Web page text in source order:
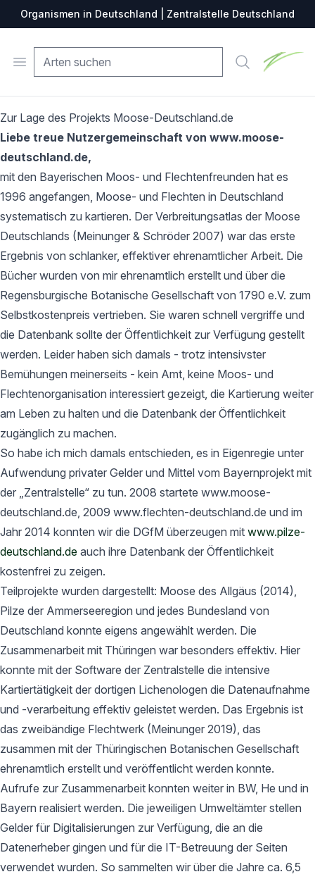
Organismen in Deutschland | Zentralstelle Deutschland
Open menu Suche
Zur Lage des Projekts Moose-Deutschland.de
Liebe treue Nutzergemeinschaft von www.moose-
deutschland.de,
mit den Bayerischen Moos- und Flechtenfreunden hat es
1996 angefangen, Moose- und Flechten in Deutschland
systematisch zu kartieren. Der Verbreitungsatlas der Moose
Deutschlands (Meinunger & Schröder 2007) war das erste
Ergebnis von schlanker, effektiver ehrenamtlicher Arbeit. Die
Bücher wurden von mir ehrenamtlich erstellt und über die
Regensburgische Botanische Gesellschaft von 1790 e.V. zum
Selbstkostenpreis vertrieben. Sie waren schnell vergriffe und
die Datenbank sollte der Öffentlichkeit zur Verfügung gestellt
werden. Leider haben sich damals - trotz intensivster
Bemühungen meinerseits - kein Amt, keine Moos- und
Flechtenorganisation interessiert gezeigt, die Kartierung weiter
am Leben zu halten und die Datenbank der Öffentlichkeit
zugänglich zu machen.
So habe ich mich damals entschieden, es in Eigenregie unter
Aufwendung privater Gelder und Mittel vom Bayernprojekt mit
der „Zentralstelle“ zu tun. 2008 startete www.moose-
deutschland.de, 2009 www.flechten-deutschland.de und im
Jahr 2014 konnten wir die DGfM überzeugen mit www.pilze-
deutschland.de auch ihre Datenbank der Öffentlichkeit
kostenfrei zu zeigen.
Teilprojekte wurden dargestellt: Moose des Allgäus (2014),
Pilze der Ammerseeregion und jedes Bundesland von
Deutschland konnte eigens angewählt werden. Die
Zusammenarbeit mit Thüringen war besonders effektiv. Hier
konnte mit der Software der Zentralstelle die intensive
Kartiertätigkeit der dortigen Lichenologen die Datenaufnahme
und -verarbeitung effektiv geleistet werden. Das Ergebnis ist
das zweibändige Flechtwerk (Meinunger 2019), das
zusammen mit der Thüringischen Botanischen Gesellschaft
ehrenamtlich erstellt und veröffentlicht werden konnte.
Aufrufe zur Zusammenarbeit konnten weiter in BW, He und in
Bayern realisiert werden. Die jeweiligen Umweltämter stellen
Gelder für Digitalisierungen zur Verfügung, die an die
Datenerheber gingen und für die IT-Betreuung der Seiten
verwendet wurden. So sammelten wir über die Jahre ca. 6,5